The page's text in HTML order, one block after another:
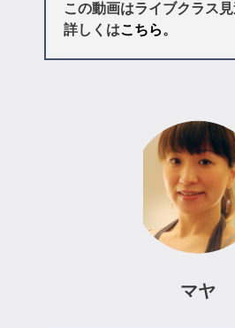
この動画はライブクラス見
詳しくはこちら。
マヤ